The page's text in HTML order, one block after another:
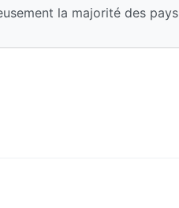
la majorité des pays